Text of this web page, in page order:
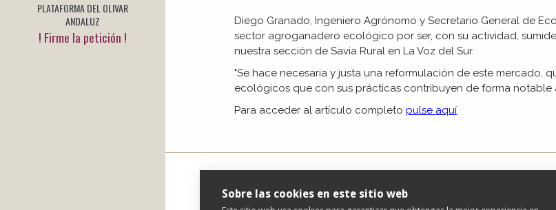
PLATAFORMA DEL OLIVAR
ANDALUZ
! Firme la petición !
Diego Granado, Ingeniero Agrónomo y Secretario General de
sector agroganadero ecológico por ser, con su actividad,
nuestra sección de Savia Rural en La Voz del Sur.
"Se hace necesaria y justa una reformulación de este mercado,
ecológicos que con sus prácticas contribuyen de forma
Para acceder al artículo completo pulse aquí
Sobre las cookies en este sitio web